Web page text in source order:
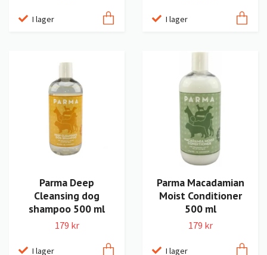
I lager I lager
Parma Deep
Cleansing dog
shampoo 500 ml
179 kr
I lager
Parma Macadamian
Moist Conditioner
500 ml
179 kr
I lager